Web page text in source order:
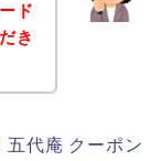
ド
き
五代庵 クーポン